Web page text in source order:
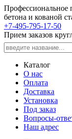
Профессиональное
бетона и кованой
+7-495-795-17-50
Прием заказов
Каталог
О нас
Оплата
Доставка
Установка
Под заказ
Вопросы-
Наш адрес